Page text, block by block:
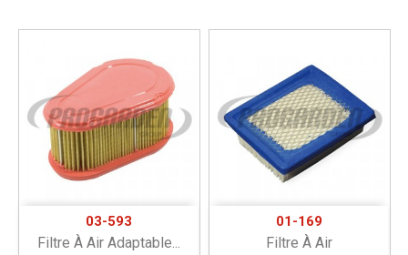
03-593
Filtre À Air Adaptable...
01-169
Filtre À Air